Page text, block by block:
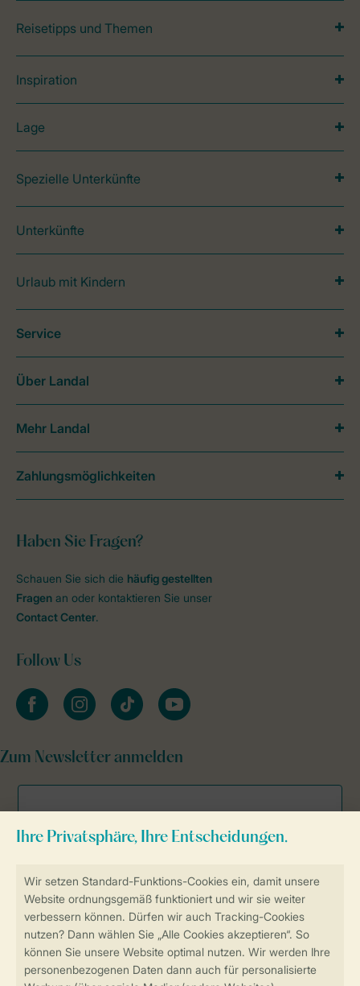
Sicher und schnell zur Online-Buchung
Sichere Datenübertragung
Sicheres Bezahlen
Reisetipps und Themen
Inspiration
Lage
Spezielle Unterkünfte
Unterkünfte
Urlaub mit Kindern
Haben Sie Fragen?
Schauen Sie sich die häufig gestellten
Fragen an oder kontaktieren Sie unser
Contact Center.
Follow Us
facebookinstagramtiktok youtube
Zum Newsletter anmelden
Service
Über Landal
Mehr Landal
Zahlungsmöglichkeiten